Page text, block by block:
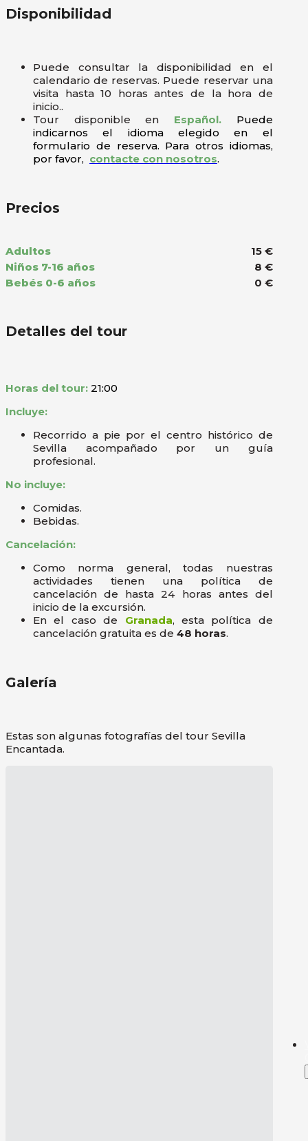
Disponibilidad
Puede consultar la disponibilidad en el
calendario de reservas. Puede reservar una
visita hasta 10 horas antes de la hora de
inicio..
Tour disponible en Español. Puede
indicarnos el idioma elegido en el
formulario de reserva. Para otros idiomas,
por favor, contacte con nosotros.
Precios
Adultos
15 €
Niños 7-16 años
8 €
Bebés 0-6 años
0 €
Detalles del tour
Horas del tour: 21:00
Incluye:
Recorrido a pie por el centro histórico de
Sevilla acompañado por un guía
profesional.
No incluye:
Comidas.
Bebidas.
Cancelación:
Como norma general, todas nuestras
actividades tienen una política de
cancelación de hasta 24 horas antes del
inicio de la excursión.
En el caso de Granada, esta política de
cancelación gratuita es de 48 horas.
Galería
Estas son algunas fotografías del tour Sevilla
Encantada.